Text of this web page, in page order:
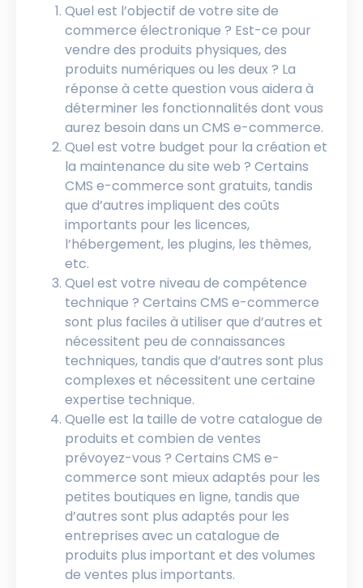
Quel est l’objectif de votre site de
commerce électronique ? Est-ce pour
vendre des produits physiques, des
produits numériques ou les deux ? La
réponse à cette question vous aidera à
déterminer les fonctionnalités dont vous
aurez besoin dans un CMS e-commerce.
Quel est votre budget pour la création et
la maintenance du site web ? Certains
CMS e-commerce sont gratuits, tandis
que d’autres impliquent des coûts
importants pour les licences,
l’hébergement, les plugins, les thèmes,
etc.
Quel est votre niveau de compétence
technique ? Certains CMS e-commerce
sont plus faciles à utiliser que d’autres et
nécessitent peu de connaissances
techniques, tandis que d’autres sont plus
complexes et nécessitent une certaine
expertise technique.
Quelle est la taille de votre catalogue de
produits et combien de ventes
prévoyez-vous ? Certains CMS e-
commerce sont mieux adaptés pour les
petites boutiques en ligne, tandis que
d’autres sont plus adaptés pour les
entreprises avec un catalogue de
produits plus important et des volumes
de ventes plus importants.